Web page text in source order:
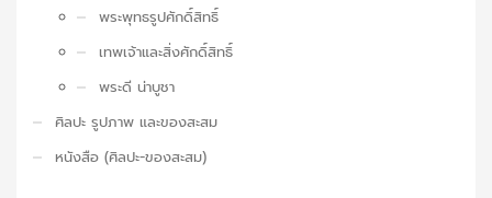
พระพุทธรูปศักดิ์สิทธิ์
เทพเจ้าและสิ่งศักดิ์สิทธิ์
พระดี น่าบูชา
ศิลปะ รูปภาพ และของสะสม
หนังสือ (ศิลปะ-ของสะสม)